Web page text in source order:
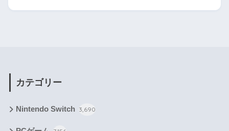
カテゴリー
Nintendo Switch 3,690